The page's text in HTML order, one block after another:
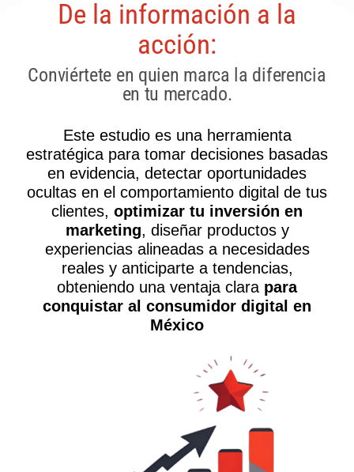
De la información a la
acción:
Conviértete en quien marca la diferencia
en tu mercado.
Este estudio es una herramienta
estratégica para tomar decisiones basadas
en evidencia, detectar oportunidades
ocultas en el comportamiento digital de tus
clientes, optimizar tu inversión en
marketing, diseñar productos y
experiencias alineadas a necesidades
reales y anticiparte a tendencias,
obteniendo una ventaja clarapara
conquistar al consumidor digital en
México